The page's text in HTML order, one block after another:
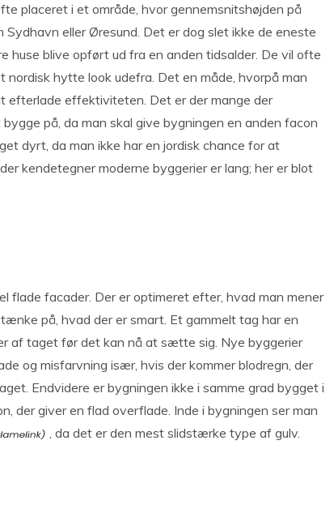
placeret i et område, hvor gennemsnitshøjden på
eller Øresund. Det er dog slet ikke de eneste
huse blive opført ud fra en anden tidsalder. De vil ofte
hytte look udefra. Det en måde, hvorpå man
efterlade effektiviteten. Det er der mange der
på, da man skal give bygningen en anden facon
dyrt, da man ikke har en jordisk chance for at
kendetegner moderne byggerier er lang; her er blot
flade facader. Der er optimeret efter, hvad man mener
på, hvad der er smart. Et gammelt tag har en
af taget før det kan nå at sætte sig. Nye byggerier
og misfarvning især, hvis der kommer blodregn, der
Endvidere er bygningen ikke i samme grad bygget i
der giver en flad overflade. Inde i bygningen ser man
, da det er den mest slidstærke type af gulv.